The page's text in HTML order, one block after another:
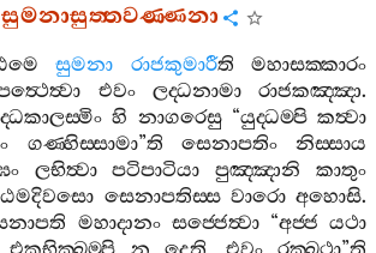
සුමනාසුත‍්තවණ‍්ණනා
සුමනා රාජකුමාරීති
මහාසක‍්කාරං
එවං ලද‍්ධනාමා රාජකඤ‍්ඤා.
හි නාගරෙසු“යුද‍්ධම‍්පි කත්‍වා
ගණ‍්හිස‍්සාමා”ති සෙනාපතිං
නිස‍්සාය
ලභිත්‍වා පටිපාටියා පුඤ‍්ඤානි
කාතුං
සෙනාපතිස‍්ස වාරො අහොසි.
මහාදානං සජ‍්ජෙත්‍වා“අජ‍්ජ යථා